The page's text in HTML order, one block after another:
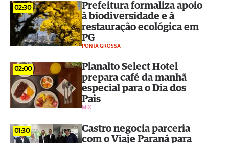
02:30
Prefeitura formaliza apoio
à biodiversidade e à
restauração ecológica em
PG
PONTA GROSSA
02:00
Planalto Select Hotel
prepara café da manhã
especial para o Dia dos
Pais
MIX
01:30
Castro negocia parceria
com o Viaje Paraná para